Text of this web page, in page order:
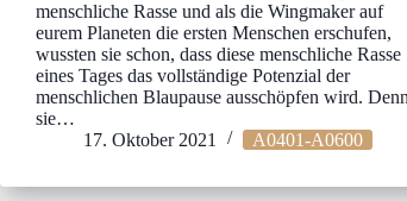
menschliche Rasse und als die Wingmaker auf
eurem Planeten die ersten Menschen erschufen,
wussten sie schon, dass diese menschliche Rasse
eines Tages das vollständige Potenzial der
menschlichen Blaupause ausschöpfen wird. Denn
sie…
17. Oktober 2021
A0401-A0600